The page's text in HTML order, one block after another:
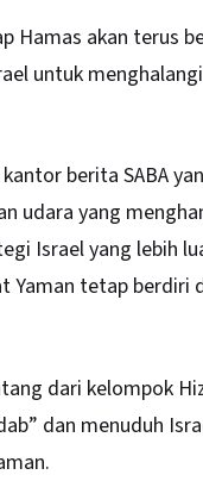
Hamas akan terus
untuk
berita SABA
udara yang
Israel yang lebih
Yaman tetap berdiri
dari kelompok
dan menuduh